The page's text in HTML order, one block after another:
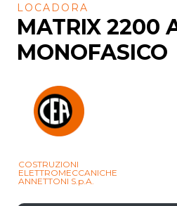
LOCADORA
MATRIX 2200
MONOFASICO
COSTRUZIONI
ELETTROMECCANICHE
ANNETTONI S.p.A.